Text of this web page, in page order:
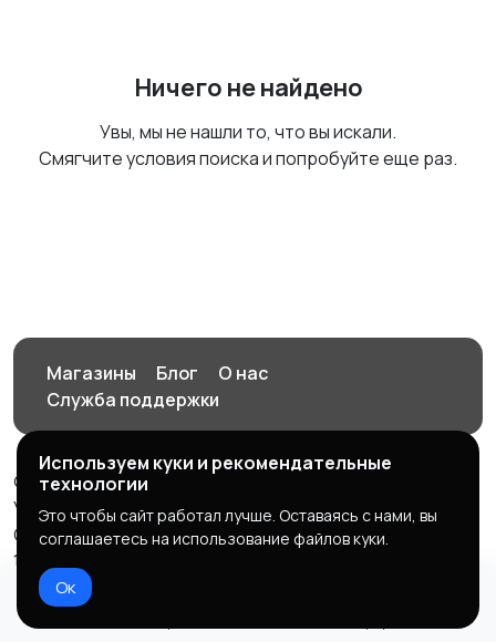
Ничего не найдено
Увы, мы не нашли то, что вы искали.
Смягчите условия поиска и попробуйте еще раз.
Магазины Блог
О нас
Служба поддержки
© 2026 Орен-АЙ - Авто | Недвижимость | Работа |
Услуги
Создал Карусов Е.С ООО "ЦПК" ИНН 5609203278 ОГРН
1235600008841
Правила сервиса
Используем куки и рекомендательные
технологии
Это чтобы сайт работал лучше. Оставаясь с нами, вы
соглашаетесь на использование файлов куки.
Ок